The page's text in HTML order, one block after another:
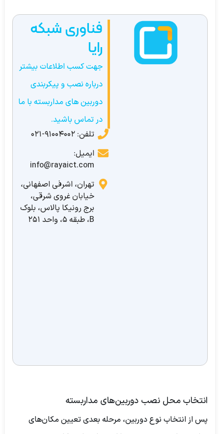
فناوری شبکه
رایا
جهت کسب اطلاعات بیشتر
درباره نصب و پیکربندی
دوربین های مداربسته با ما
در تماس باشید.
تلفن: 91004002-021
ایمیل:
info@rayaict.com
تهران، اشرفی اصفهانی،
خیابان غروی شرقی،
برج رونیکا پالاس، بلوک
B، طبقه 5، واحد 251
انتخاب محل نصب دوربین‌های مداربسته
پس از انتخاب نوع دوربین، مرحله بعدی تعیین مکان‌های